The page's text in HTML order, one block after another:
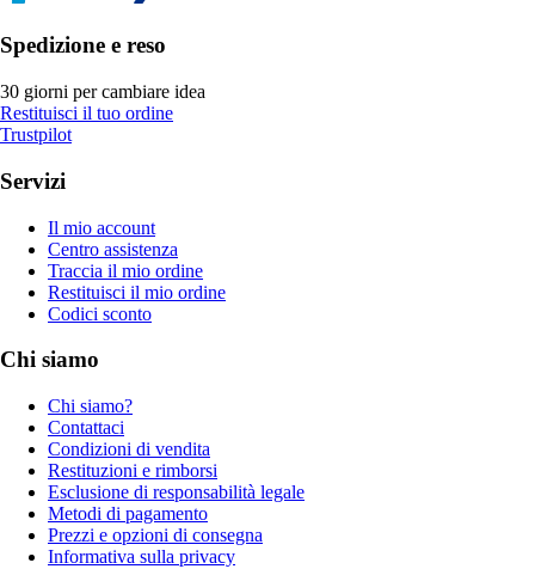
Spedizione e reso
30 giorni per cambiare idea
Restituisci il tuo ordine
Trustpilot
Servizi
Il mio account
Centro assistenza
Traccia il mio ordine
Restituisci il mio ordine
Codici sconto
Chi siamo
Chi siamo?
Contattaci
Condizioni di vendita
Restituzioni e rimborsi
Esclusione di responsabilità legale
Metodi di pagamento
Prezzi e opzioni di consegna
Informativa sulla privacy